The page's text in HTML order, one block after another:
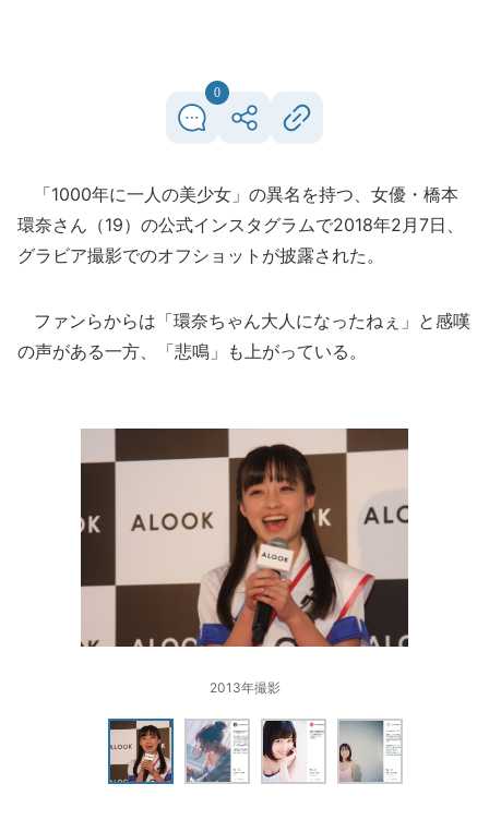
0
「1000年に一人の美少女」の異名を持つ、女優・橋本
環奈さん（19）の公式インスタグラムで2018年2月7日、
グラビア撮影でのオフショットが披露された。
ファンらからは「環奈ちゃん大人になったねぇ」と感嘆
の声がある一方、「悲鳴」も上がっている。
2013年撮影